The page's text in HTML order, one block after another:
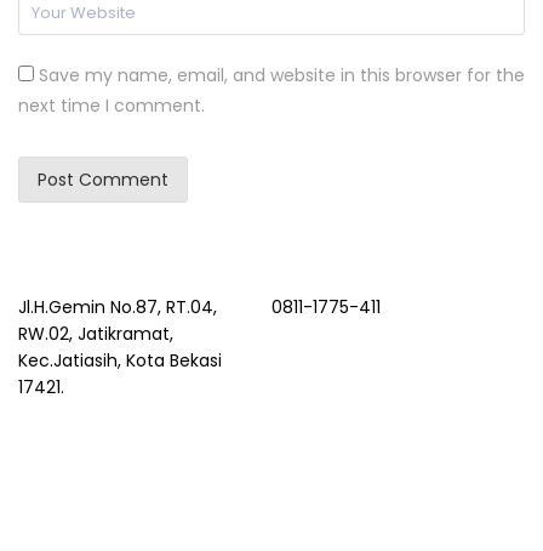
Save my name, email, and website in this browser for the
next time I comment.
Jl.H.Gemin No.87, RT.04,
RW.02, Jatikramat,
Kec.Jatiasih, Kota Bekasi
17421.
0811-1775-411